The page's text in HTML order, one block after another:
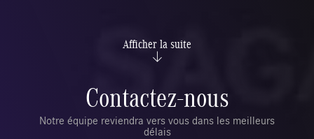
Afficher la suite
Contactez-nous
Notre équipe reviendra vers vous dans les meilleurs
délais